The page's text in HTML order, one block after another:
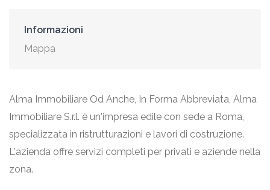
Informazioni
Mappa
Alma Immobiliare Od Anche, In Forma Abbreviata, Alma
Immobiliare S.r.l. è un'impresa edile con sede a Roma,
specializzata in ristrutturazioni e lavori di costruzione.
L'azienda offre servizi completi per privati e aziende nella
zona.